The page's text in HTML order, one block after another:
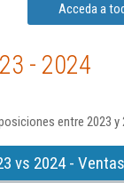
Acceda a
- 2024
entre 2023
vs 2024 - Ventas